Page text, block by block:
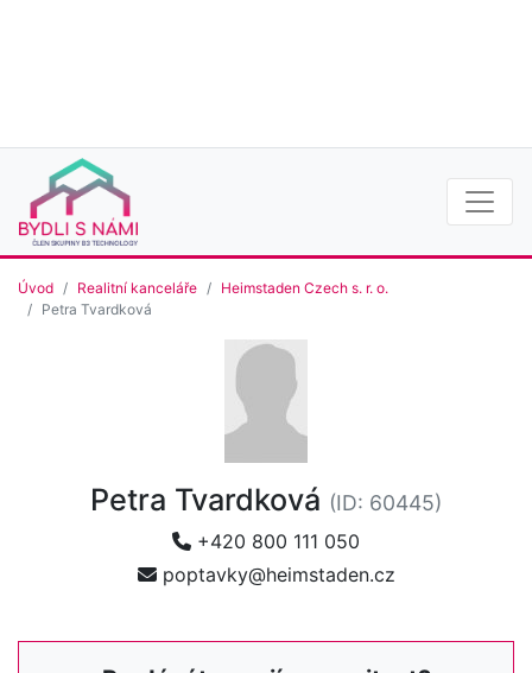
Úvod Realitní kanceláře
Heimstaden Czech s. r. o.
Petra Tvardková
Petra Tvardková (ID: 60445)
+420 800 111 050
poptavky@heimstaden.cz